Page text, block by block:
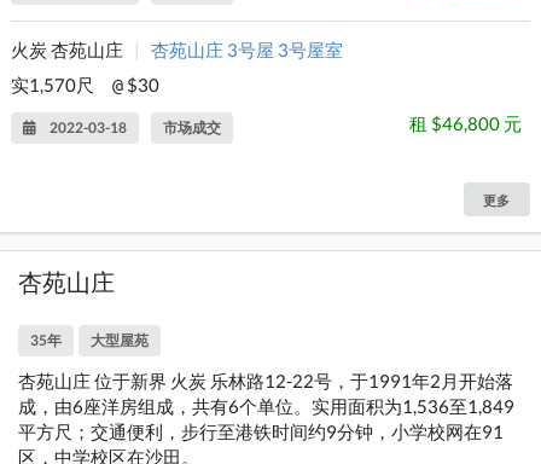
火炭 杏苑山庄 |
杏苑山庄 3号屋 3号屋室
实1,570尺
@ $30
2022-03-18 市场成交 租 $46,800 元
更多
杏苑山庄
35年 大型屋苑
杏苑山庄 位于新界 火炭 乐林路12-22号，于1991年2月开始落
成，由6座洋房组成，共有6个单位。实用面积为1,536至1,849
平方尺；交通便利，步行至港铁时间约9分钟，小学校网在91
区，中学校区在沙田。